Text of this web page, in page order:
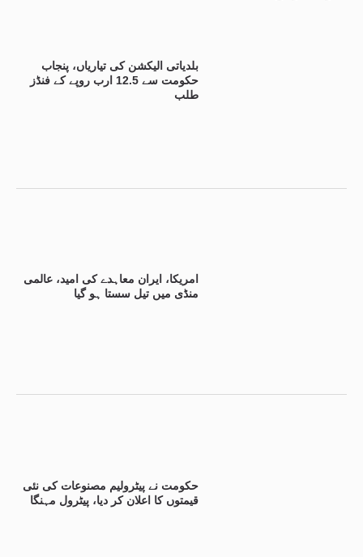
بلدیاتی الیکشن کی تیاریاں، پنجاب
حکومت سے 12.5 ارب روپے کے فنڈز
طلب
امریکا، ایران معاہدے کی امید، عالمی
منڈی میں تیل سستا ہو گیا
حکومت نے پیٹرولیم مصنوعات کی نئی
قیمتوں کا اعلان کر دیا، پیٹرول مہنگا